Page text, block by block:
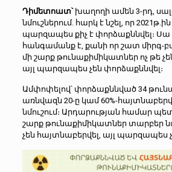
Դիմետոատ՝խաղողի ամեն 3-րդ,
նմուշներում. հարկ է նշել, որ
պարզապես քիչ է փորձաքննվել։
հանգամանք է, քանի որ շատ միրգ-
մի շարք թունաքիմիկատներ ոչ թե
այլ պարզապես չեն փորձաքննվել։
Ամփոփելով՝ փորձաքննված 34
առնվազն 20-ը կամ 60%-
նմուշում։ Արդարության համար
շարք թունաքիմիկատներ տարբեր
չեն հայտնաբերվել, այլ պարզապես